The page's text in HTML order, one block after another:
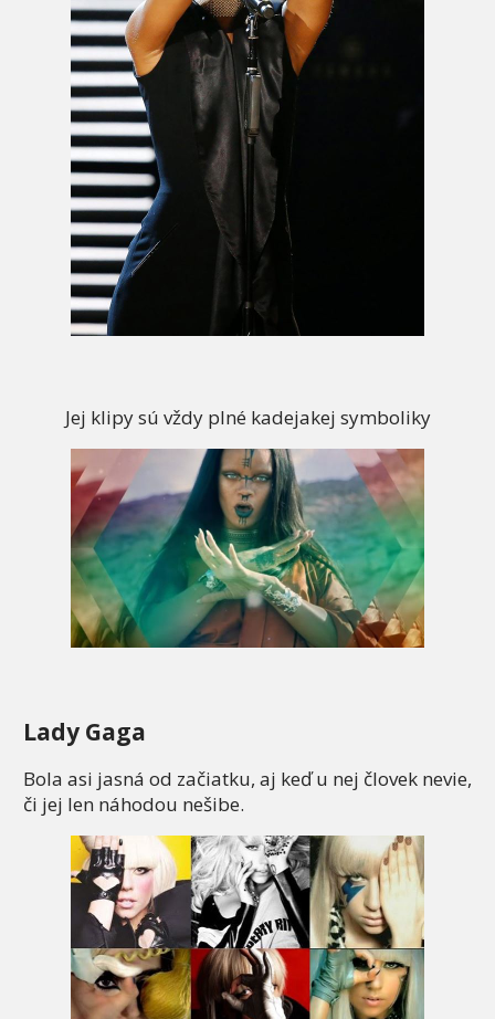
Jej klipy sú vždy plné kadejakej symboliky
Lady Gaga
Bola asi jasná od začiatku, aj keď u nej človek nevie,
či jej len náhodou nešibe.